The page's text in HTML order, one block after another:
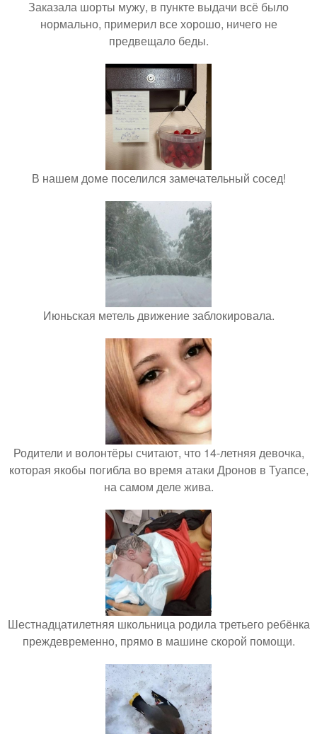
Заказала шорты мужу, в пункте выдачи всё было
нормально, примерил все хорошо, ничего не
предвещало беды.
В нашем доме поселился замечательный сосед!
Июньская метель движение заблокировала.
Родители и волонтёры считают, что 14-летняя девочка,
которая якобы погибла во время атаки Дронов в Туапсе,
на самом деле жива.
Шестнадцатилетняя школьница родила третьего ребёнка
преждевременно, прямо в машине скорой помощи.